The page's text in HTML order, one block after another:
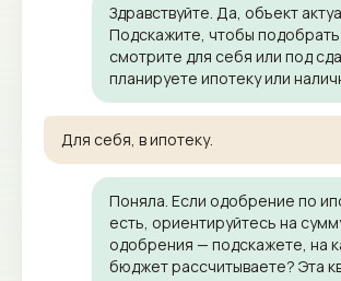
Здравствуйте. Да, объект
Подскажите, чтобы
смотрите для себя или под
планируете ипотеку или
Для себя, в ипотеку.
Поняла. Если одобрение по
есть, ориентируйтесь на
одобрения — подскажете, на
бюджет рассчитываете? Эта